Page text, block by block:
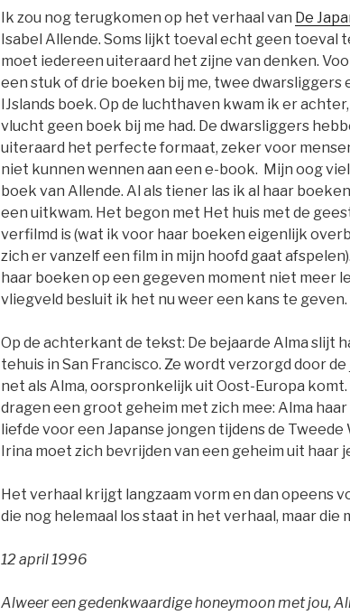
Ik zou nog terugkomen op het verhaal van De
Isabel Allende. Soms lijkt toeval echt geen toeval
moet iedereen uiteraard het zijne van denken.
een stuk of drie boeken bij me, twee dwarsliggers
IJslands boek. Op de luchthaven kwam ik er
vlucht geen boek bij me had. De dwarsliggers
uiteraard het perfecte formaat, zeker voor
niet kunnen wennen aan een e-book. Mijn oog
boek van Allende. Al als tiener las ik al haar
een uitkwam. Het begon met Het huis met de
verfilmd is (wat ik voor haar boeken eigenlijk
zich er vanzelf een film in mijn hoofd gaat
haar boeken op een gegeven moment niet meer
vliegveld besluit ik het nu weer een kans te geven.
Op de achterkant de tekst: De bejaarde Alma slijt
tehuis in San Francisco. Ze wordt verzorgd door de
net als Alma, oorspronkelijk uit Oost-Europa
dragen een groot geheim met zich mee: Alma
liefde voor een Japanse jongen tijdens de
Irina moet zich bevrijden van een geheim uit haar
Het verhaal krijgt langzaam vorm en dan opeens
die nog helemaal los staat in het verhaal, maar die
12 april 1996
Alweer een gedenkwaardige honeymoon met jou,